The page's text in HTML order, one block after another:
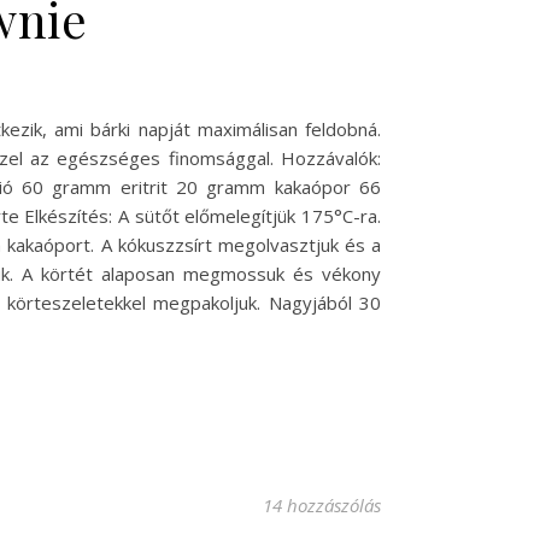
ami bárki napját maximálisan feldobná.
az egészséges finomsággal. Hozzávalók:
60 gramm eritrit 20 gramm kakaópor 66
Elkészítés: A sütőt előmelegítjük 175°C-ra.
A kókuszzsírt megolvasztjuk és a
A körtét alaposan megmossuk és vékony
megpakoljuk. Nagyjából 30
14 hozzászólás